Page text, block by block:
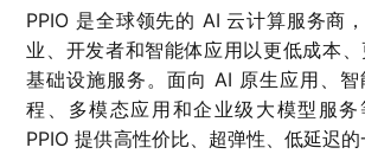
PPIO 是全球领先的 AI 云计算服务商
业、开发者和智能体应用以更低成本
基础设施服务。面向 AI 原生应用、
程、多模态应用和企业级大模型服务
PPIO 提供高性价比、超弹性、低延迟